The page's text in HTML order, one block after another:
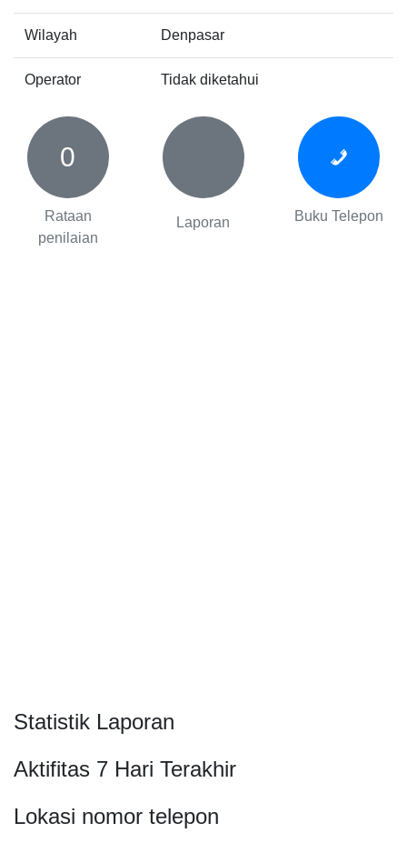
Wilayah Denpasar
Operator Tidak diketahui
0
Rataan
penilaian
Laporan Buku Telepon
Statistik Laporan
Aktifitas 7 Hari Terakhir
Lokasi nomor telepon